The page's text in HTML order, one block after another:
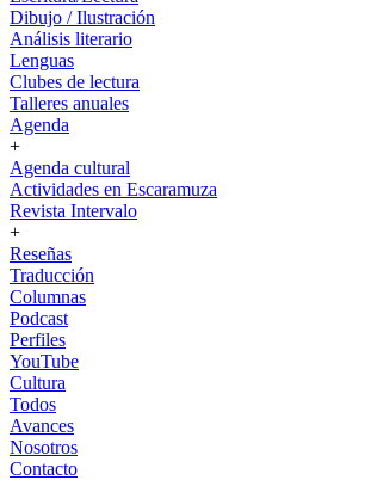
Dibujo / Ilustración
Análisis literario
Lenguas
Clubes de lectura
Talleres anuales
Agenda
+
Agenda cultural
Actividades en Escaramuza
Revista Intervalo
+
Reseñas
Traducción
Columnas
Podcast
Perfiles
YouTube
Cultura
Todos
Avances
Nosotros
Contacto